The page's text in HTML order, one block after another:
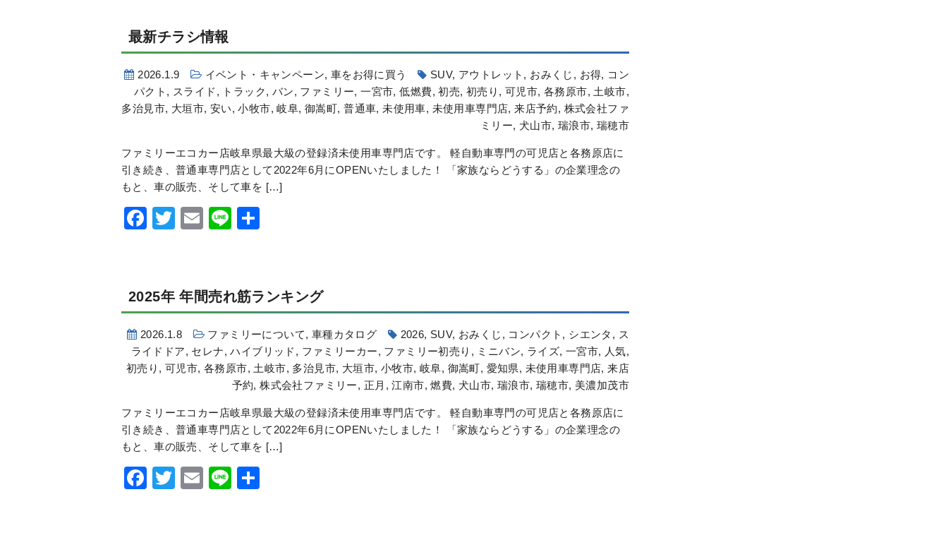
最新チラシ情報
2026.1.9 イベント・キャンペーン, 車をお得に買う SUV, アウトレット , おみくじ , お得, コン
パクト , スライド , トラック, バン, ファミリー,一宮市,低燃費,初売, 初売り , 可児市, 各務原市, 土岐市,
多治見市, 大垣市, 安い,小牧市,岐阜,御嵩町,普通車,未使用車, 未使用車専門店,来店予約, 株式会社ファ
ミリー, 犬山市, 瑞浪市, 瑞穂市
ファミリーエコカー店岐阜県最大級の登録済未使用車専門店です。 軽自動車専門の可児店と各務原店に
引き続き、普通車専門店として2022年6月にOPENいたしました！ 「家族ならどうする」の企業理念の
もと、車の販売、そして車を […]
Facebook
Twitter
Email
Line
2025年 年間売れ筋ランキング
2026.1.8 ファミリーについて, 車種カタログ 2026, SUV, おみくじ , コンパクト , シエンタ , ス
ライドドア, セレナ,ハイブリッド , ファミリーカー, ファミリー初売り , ミニバン, ライズ, 一宮市, 人気,
初売り , 可児市,各務原市, 土岐市, 多治見市, 大垣市, 小牧市, 岐阜, 御嵩町, 愛知県, 未使用車専門店,来店
予約,株式会社ファミリー, 正月 ,江南市,燃費, 犬山市, 瑞浪市, 瑞穂市, 美濃加茂市
ファミリーエコカー店岐阜県最大級の登録済未使用車専門店です。 軽自動車専門の可児店と各務原店に
引き続き、普通車専門店として2022年6月にOPENいたしました！ 「家族ならどうする」の企業理念の
もと、車の販売、そして車を […]
Facebook
Twitter
Email
Line